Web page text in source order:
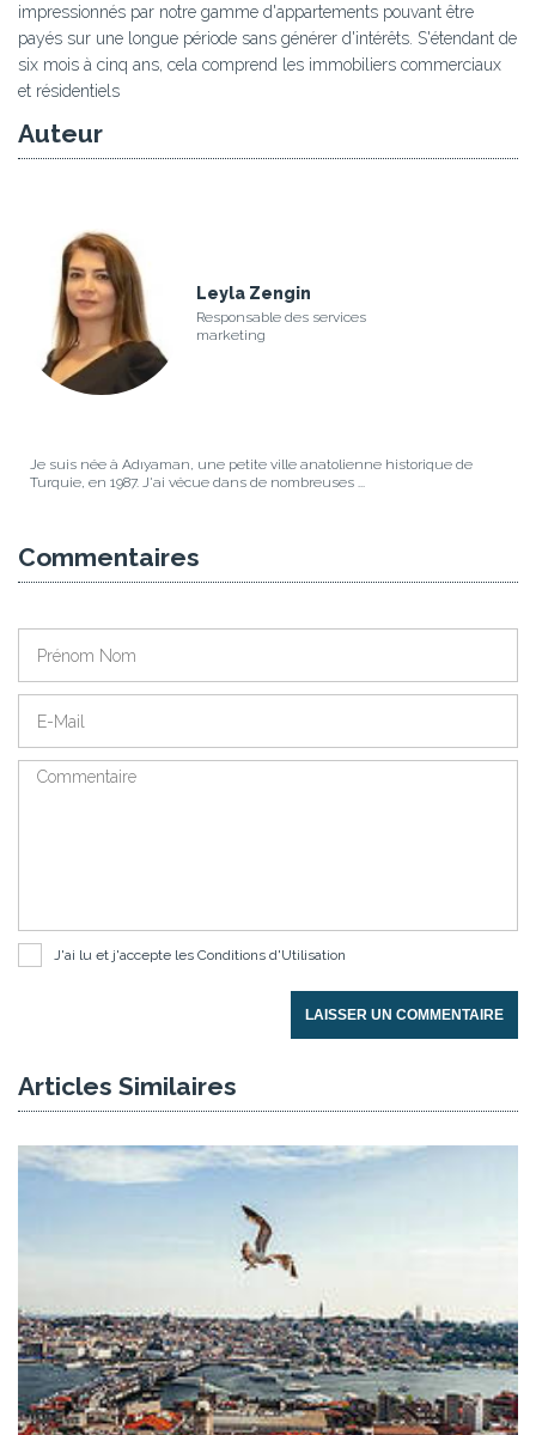
impressionnés par notre gamme d'appartements pouvant être
payés sur une longue période sans générer d'intérêts. S'étendant de
six mois à cinq ans, cela comprend les immobiliers commerciaux
et résidentiels
Auteur
Leyla Zengin
Responsable des services
marketing
Je suis née à Adıyaman, une petite ville anatolienne historique de
Turquie, en 1987. J'ai vécue dans de nombreuses ...
Commentaires
J'ai lu et j'accepte les Conditions d'Utilisation
LAISSER UN COMMENTAIRE
Articles Similaires